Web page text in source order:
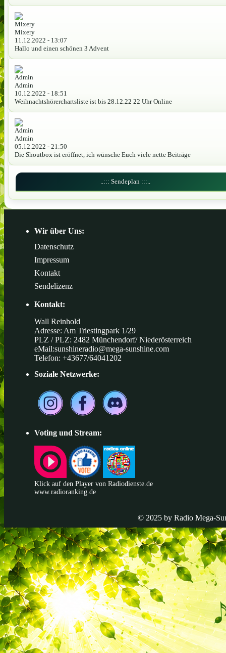
Mixery
11.12.2022 - 13:07
Hallo und einen schönen 3 Advent
Admin
10.12.2022 - 18:51
Weihnachtshörerchartsliste ist bis 28.12.22 22 Uhr Online
Admin
05.12.2022 - 21:50
Die Shoutbox ist eröffnet, ich wünsche Euch viele nette Beiträge
..::: Sendeplan :::..
Wir über Uns:
Datenschutz
Impressum
Kontakt
Sendelizenz
Kontakt:
Wall Reinhold
Adresse: Am Triestingpark 1/29
PLZ / PLZ: 2482 Münchendorf/ Niederösterreich
eMail:sunshineradio@mega-sunshine.com
Telefon: +43677/64041202
Soziale Netzwerke:
Voting und Stream:
Klick auf den Player von Radiodienste.de
www.radioranking.de
© 2025 by Radio Mega-